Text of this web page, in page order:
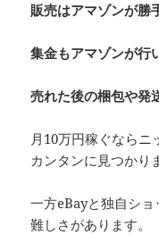
販売はアマゾンが勝
集金もアマゾンが行
売れた後の梱包や発
月10万円稼ぐならニ
カンタンに見つかり
一方eBayと独自シ
難しさがあります。